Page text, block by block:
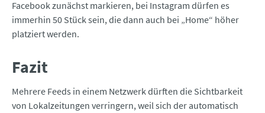
Facebook zunächst markieren, bei Instagram dürfen es
immerhin 50 Stück sein, die dann auch bei „Home“ höher
platziert werden.
Fazit
Mehrere Feeds in einem Netzwerk dürften die Sichtbarkeit
von Lokalzeitungen verringern, weil sich der automatisch